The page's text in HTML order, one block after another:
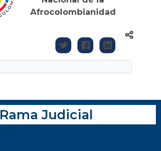
Afrocolombianidad
Rama Judicial